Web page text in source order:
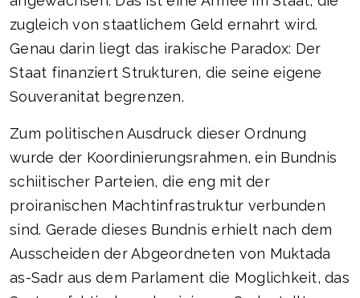
zugleich von staatlichem Geld ernahrt wird.
Genau darin liegt das irakische Paradox: Der
Staat finanziert Strukturen, die seine eigene
Souveranitat begrenzen.
Zum politischen Ausdruck dieser Ordnung
wurde der Koordinierungsrahmen, ein Bundnis
schiitischer Parteien, die eng mit der
proiranischen Machtinfrastruktur verbunden
sind. Gerade dieses Bundnis erhielt nach dem
Ausscheiden der Abgeordneten von Muktada
as-Sadr aus dem Parlament die Moglichkeit, das